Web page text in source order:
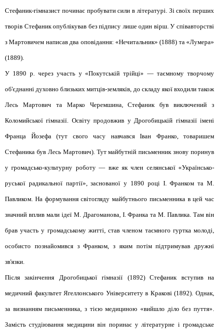
Стефаник-гімназист починає пробувати сили в літературі. Зі своїх перших
творів Стефаник опублікував без підпису лише один вірш. У співавторстві
з Мартовичем написав два оповідання: «Нечитальник» (1888) та «Лумера»
(1889).
У 1890 р. через участь у «Покутській трійці» — таємному творчому
об'єднанні духовно близьких митців-земляків, до складу якої входили також
Лесь Мартович та Марко Черемшина, Стефаник був виключений з
Коломийської гімназії. Освіту продовжив у Дрогобицькій гімназії імені
Франца Йозефа (тут свого часу навчався Іван Франко, товаришем
Стефаника був Лесь Мартович). Тут майбутній письменник знову поринув
у громадсько-культурну роботу — вже як член селянської «Українсько-
руської радикальної партії», заснованої у 1890 році І. Франком та М.
Павликом. На формування світогляду майбутнього письменника в цей час
значний вплив мали ідеї М. Драгоманова, І. Франка та М. Павлика. Там він
брав участь у громадському житті, став членом таємного гуртка молоді,
особисто познайомився з Франком, з яким потім підтримував дружні
зв'язки.
Після закінчення Дрогобицької гімназії (1892) Стефаник вступив на
медичний факультет Ягеллонського Університету в Кракові (1892). Однак,
за визнанням письменника, з тією медициною «вийшло діло без пуття».
Замість студіювання медицини він поринає у літературне і громадське